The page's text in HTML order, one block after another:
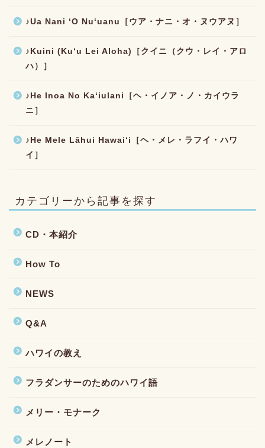
♪Ua Nani ʻO Nuʻuanu［ウア・ナニ・オ・ヌウアヌ］
♪Kuini (Kuʻu Lei Aloha)［クイニ（クウ・レイ・アロ
ハ）］
♪He Inoa No Kaʻiulani［ヘ・イノア・ノ・カイウラ
ニ］
♪He Mele Lāhui Hawaiʻi［ヘ・メレ・ラフイ・ハワ
イ］
カテゴリーから記事を探す
CD・本紹介
How To
NEWS
Q&A
ハワイの教え
フラダンサーのためのハワイ語
メリー・モナーク
メレノート